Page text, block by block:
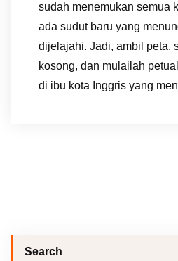
sudah menemukan semua
ada sudut baru yang
dijelajahi. Jadi, ambil peta,
kosong, dan mulailah
di ibu kota Inggris yang
Search